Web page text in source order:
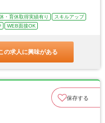
・育休取得実績有り
スキルアップ
WEB面接OK
の求人に興味がある
保存する